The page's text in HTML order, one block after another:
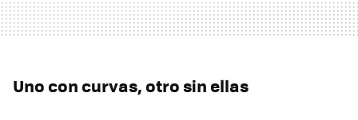
Uno con curvas, otro sin ellas